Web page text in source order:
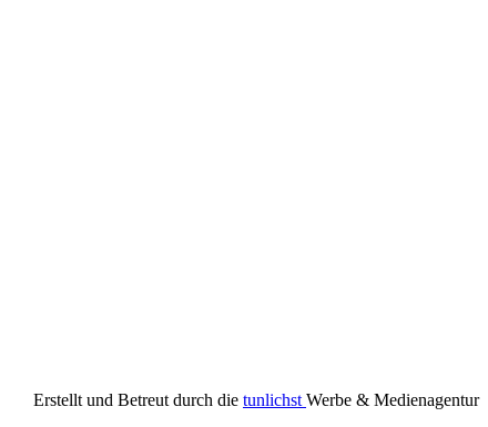
Erstellt und Betreut durch die tunlichst Werbe & Medienagentur